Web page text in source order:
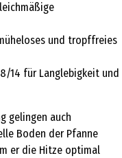
und tropffreies
14 für Langlebigkeit und
gelingen auch
Boden der Pfanne
er die Hitze optimal